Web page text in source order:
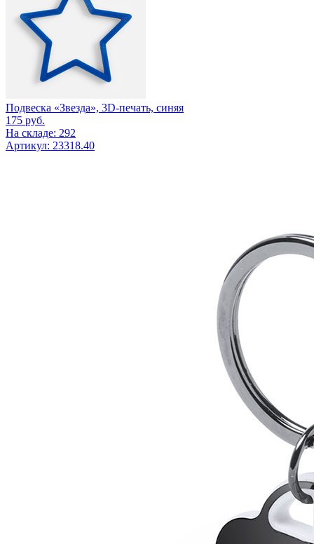
Подвеска «Звезда», 3D-печать, синяя
175 руб.
На складе: 292
Артикул: 23318.40